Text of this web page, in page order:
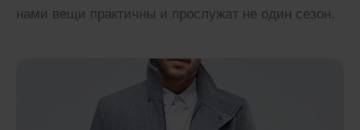
нами вещи практичны и прослужат не один сезон.